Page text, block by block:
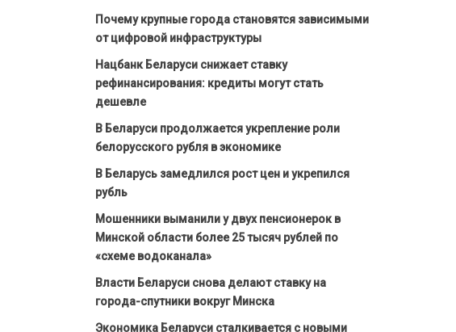
Почему крупные города становятся зависимыми
от цифровой инфраструктуры
Нацбанк Беларуси снижает ставку
рефинансирования: кредиты могут стать
дешевле
В Беларуси продолжается укрепление роли
белорусского рубля в экономике
В Беларусь замедлился рост цен и укрепился
рубль
Мошенники выманили у двух пенсионерок в
Минской области более 25 тысяч рублей по
«схеме водоканала»
Власти Беларуси снова делают ставку на
города-спутники вокруг Минска
Экономика Беларуси сталкивается с новыми